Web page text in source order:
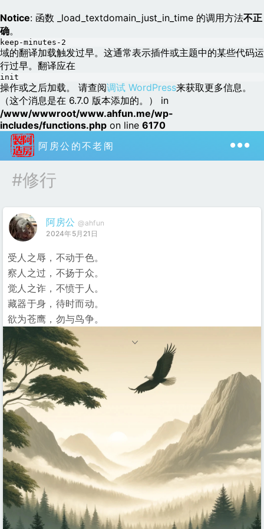
Notice: 函数 _load_textdomain_just_in_time 的调用方法不正
确。
keep-minutes-2
域的翻译加载触发过早。这通常表示插件或主题中的某些代码运
行过早。翻译应在
init
操作或之后加载。 请查阅调试 WordPress来获取更多信息。
（这个消息是在 6.7.0 版本添加的。） in
/www/wwwroot/www.ahfun.me/wp-
includes/functions.php on line 6170
阿房公的不老阁
#修行
阿房公 @ahfun
2024年5月21日
受人之辱，不动于色。
察人之过，不扬于众。
觉人之诈，不愤于人。
藏器于身，待时而动。
欲为苍鹰，勿与鸟争。